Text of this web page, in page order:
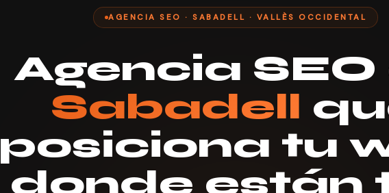
AGENCIA SEO · SABADELL · VALLÈS OCCIDENTAL
Agencia SEO
Sabadell
posiciona tu
donde están